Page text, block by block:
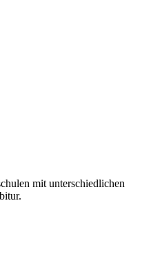
mit unterschiedlichen